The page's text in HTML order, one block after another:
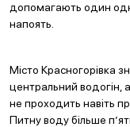
допомагають один
напоять.
Місто Красногорівка
центральний водогін,
не проходить навіть
Питну воду більше